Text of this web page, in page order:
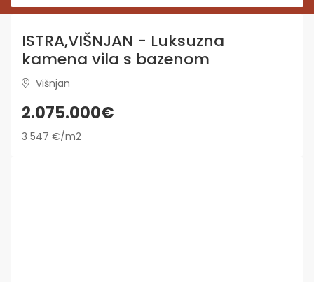
ISTRA,VIŠNJAN - Luksuzna
kamena vila s bazenom
Višnjan
2.075.000€
3 547 €/m2